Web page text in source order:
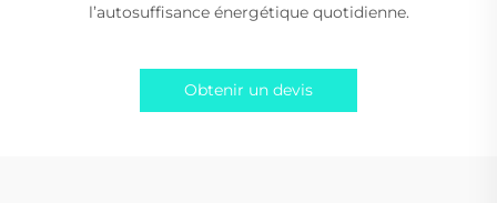
l’autosuffisance énergétique quotidienne.
Obtenir un devis